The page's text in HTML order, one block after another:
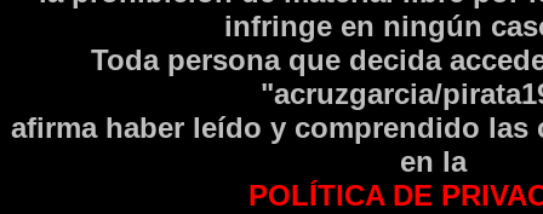
infringe en ningún
Toda persona que decida
"acruzgarcia/
afirma haber leí­do y comprendido las
en la
POLÍTICA DE